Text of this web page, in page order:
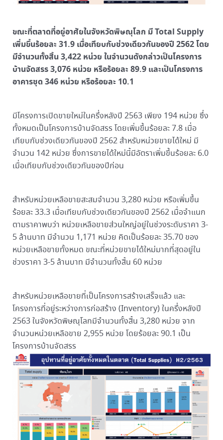
ขณะที่ตลาดที่อยู่อาศัยในจังหวัดพิษณุโลก มี Total Supply
เพิ่มขึ้นร้อยละ 31.9 เมื่อเทียบกับช่วงเดียวกันของปี 2562 โดย
มีจำนวนทั้งสิ้น 3,422 หน่วย ในจำนวนดังกล่าวเป็นโครงการ
บ้านจัดสรร 3,076 หน่วย หรือร้อยละ 89.9 และเป็นโครงการ
อาคารชุด 346 หน่วย หรือร้อยละ 10.1
มีโครงการเปิดขายใหม่ในครึ่งหลังปี 2563 เพียง 194 หน่วย ซึ่ง
ทั้งหมดเป็นโครงการบ้านจัดสรร โดยเพิ่มขึ้นร้อยละ 7.8 เมื่อ
เทียบกับช่วงเดียวกันของปี 2562 สำหรับหน่วยขายได้ใหม่ มี
จำนวน 142 หน่วย ซึ่งการขายได้ใหม่นี้มีอัตราเพิ่มขึ้นร้อยละ 6.0
เมื่อเทียบกับช่วงเดียวกันของปีก่อน
สำหรับหน่วยเหลือขายสะสมจำนวน 3,280 หน่วย หรือเพิ่มขึ้น
ร้อยละ 33.3 เมื่อเทียบกับช่วงเดียวกันของปี 2562 เมื่อจำแนก
ตามราคาพบว่า หน่วยเหลือขายส่วนใหญ่อยู่ในช่วงระดับราคา 3-
5 ล้านบาท มีจำนวน 1,171 หน่วย คิดเป็นร้อยละ 35.70 ของ
หน่วยเหลือขายทั้งหมด ขณะที่หน่วยขายได้ใหม่มากที่สุดอยู่ใน
ช่วงราคา 3-5 ล้านบาท มีจำนวนทั้งสิ้น 60 หน่วย
สำหรับหน่วยเหลือขายที่เป็นโครงการสร้างเสร็จแล้ว และ
โครงการที่อยู่ระหว่างการก่อสร้าง (Inventory) ในครึ่งหลังปี
2563 ในจังหวัดพิษณุโลกมีจำนวนทั้งสิ้น 3,280 หน่วย จาก
จำนวนหน่วยเหลือขาย 2,955 หน่วย โดยร้อยละ 90.1 เป็น
โครงการบ้านจัดสรร